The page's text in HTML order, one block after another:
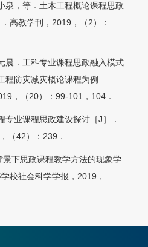
泉，等．土木工程概论课程思政
高教学刊，2019，（2）：
晨．工科专业课程思政融入模式
防灾减灾概论课程为例
，（20）：99-101，104．
专业课程思政建设探讨［J］．
（42）：239．
景下思政课程教学方法的现象学
校社会科学学报，2019，